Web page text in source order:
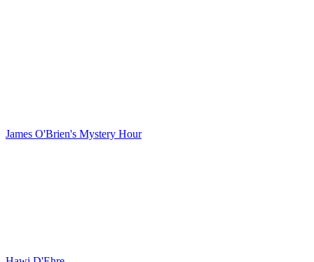
James O'Brien's Mystery Hour